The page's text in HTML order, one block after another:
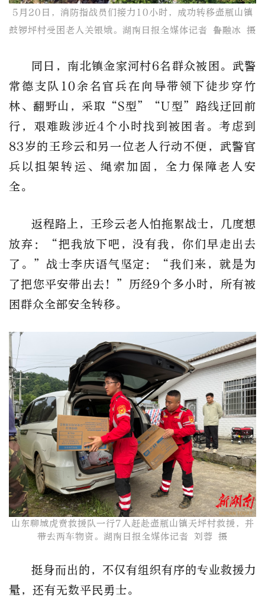
5月20日，消防指战员们接力10小时，成功转移壶瓶山镇
鼓锣坪村受困老人关银娥。湖南日报全媒体记者 鲁融冰 摄
同日，南北镇金家河村6名群众被困。武警
常德支队10余名官兵在向导带领下徒步穿竹
林、翻野山，采取“S型”“U型”路线迂回前
行，艰难跋涉近4个小时找到被困者。考虑到
83岁的王珍云和另一位老人行动不便，武警官
兵以担架转运、绳索加固，全力保障老人安
全。
返程路上，王珍云老人怕拖累战士，几度想
放弃：“把我放下吧，没有我，你们早走出去
了。”战士李庆语气坚定：“我们来，就是为
了把您平安带出去！”历经9个多小时，所有被
困群众全部安全转移。
山东聊城虎贲救援队一行7人赶赴壶瓶山镇天坪村救援，并
带去两车物资​。湖南日报全媒体记者 刘蓉 摄
挺身而出的，不仅有组织有序的专业救援力
量，还有无数平民勇士。